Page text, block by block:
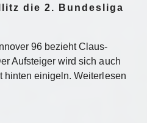
die 2. Bundesliga
96 bezieht Claus-
Aufsteiger wird sich auch
hinten einigeln. Weiterlesen